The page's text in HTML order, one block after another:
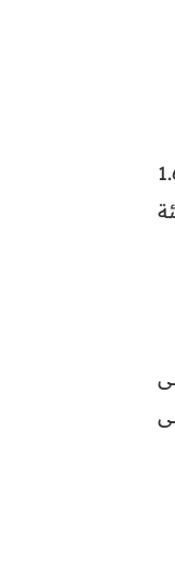
(+1,94 بالمئة إلى 1.630
المغرب” (+1,65 بالمئة
4,49بالمئة إلى
2,78 بالمئة إلى